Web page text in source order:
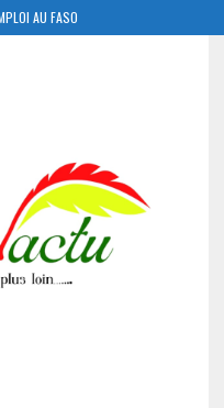
AU FASO